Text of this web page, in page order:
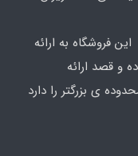
فروشگاه به ارائه
و قصد ارائه
ی بزرگتر را دارد